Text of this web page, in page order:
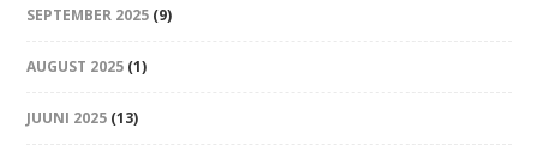
SEPTEMBER 2025 (9)
AUGUST 2025 (1)
JUUNI 2025 (13)